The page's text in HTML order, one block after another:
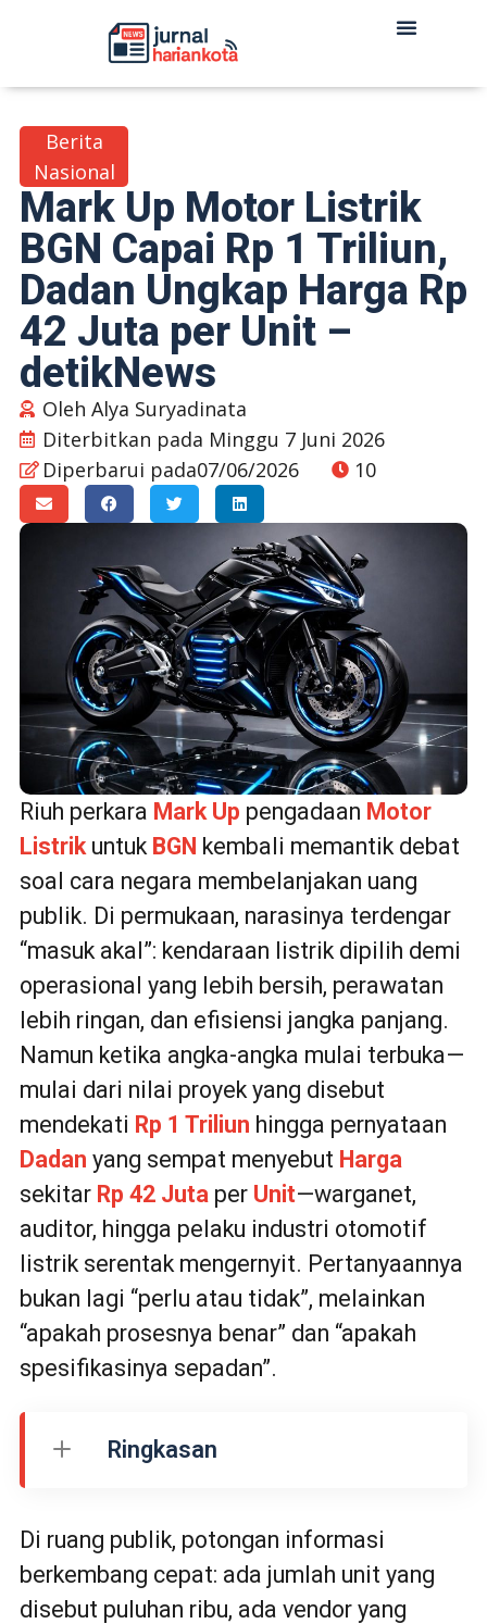
Berita
Nasional
Mark Up Motor Listrik
BGN Capai Rp 1 Triliun,
Dadan Ungkap Harga Rp
42 Juta per Unit –
detikNews
Oleh Alya Suryadinata
Diterbitkan pada Minggu 7 Juni 2026
Diperbarui pada07/06/2026
10
Riuh perkara Mark Up pengadaan Motor
Listrikuntuk BGN kembali memantik debat
soal cara negara membelanjakan uang
publik. Di permukaan, narasinya terdengar
“masuk akal”: kendaraan listrik dipilih demi
operasional yang lebih bersih, perawatan
lebih ringan, dan efisiensi jangka panjang.
Namun ketika angka-angka mulai terbuka—
mulai dari nilai proyek yang disebut
mendekati Rp 1 Triliun hingga pernyataan
Dadan yang sempat menyebut Harga
sekitar Rp 42 Juta per Unit—warganet,
auditor, hingga pelaku industri otomotif
listrik serentak mengernyit. Pertanyaannya
bukan lagi “perlu atau tidak”, melainkan
“apakah prosesnya benar” dan “apakah
spesifikasinya sepadan”.
Ringkasan
Di ruang publik, potongan informasi
berkembang cepat: ada jumlah unit yang
disebut puluhan ribu, ada vendor yang